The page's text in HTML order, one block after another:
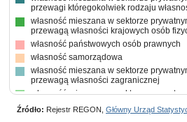
przewagi któregokolwiek rodzaju
własność mieszana w sektorze
przewagą własności krajowych osób
własność państwowych osób prawnych
własność samorządowa
własność mieszana w sektorze
przewagą własności zagranicznej
własność mieszana w sektorze
własność skarbu państwa
Źródło: Rejestr REGON, Główny Urząd